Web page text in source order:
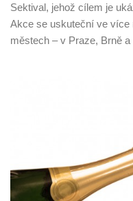
Sektival, jehož cílem je
Akce se uskuteční ve
městech – v Praze, Brně a